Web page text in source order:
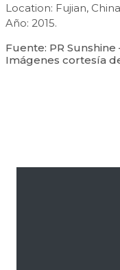
Location: Fujian,
Año: 2015.
Fuente: PR Sunshine
Imágenes cortesía